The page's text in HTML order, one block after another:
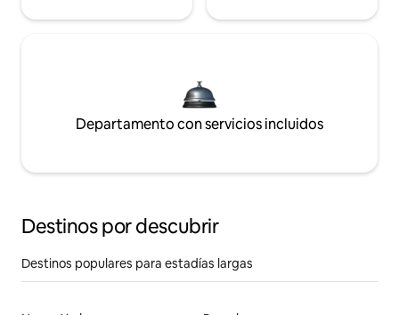
Departamento con servicios incluidos
Destinos por descubrir
Destinos populares para estadías largas